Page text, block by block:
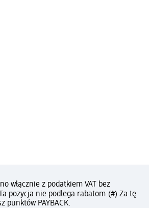
włącznie z podatkiem VAT bez
pozycja nie podlega rabatom.(#) Za tę
punktów PAYBACK.